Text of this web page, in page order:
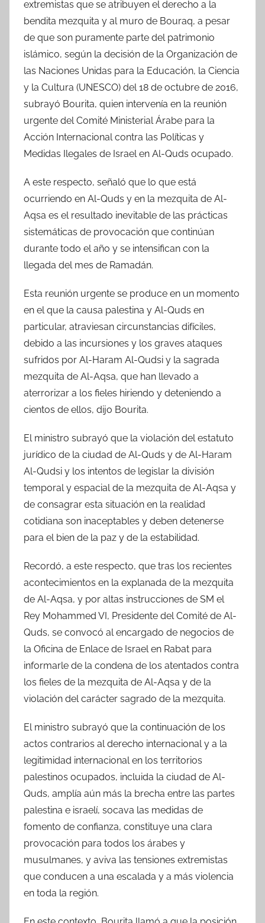
extremistas que se atribuyen el derecho a la
bendita mezquita y al muro de Bouraq, a pesar
de que son puramente parte del patrimonio
islámico, según la decisión de la Organización de
las Naciones Unidas para la Educación, la Ciencia
y la Cultura (UNESCO) del 18 de octubre de 2016,
subrayó Bourita, quien intervenía en la reunión
urgente del Comité Ministerial Árabe para la
Acción Internacional contra las Políticas y
Medidas Ilegales de Israel en Al-Quds ocupado.
A este respecto, señaló que lo que está
ocurriendo en Al-Quds y en la mezquita de Al-
Aqsa es el resultado inevitable de las prácticas
sistemáticas de provocación que continúan
durante todo el año y se intensifican con la
llegada del mes de Ramadán.
Esta reunión urgente se produce en un momento
en el que la causa palestina y Al-Quds en
particular, atraviesan circunstancias difíciles,
debido a las incursiones y los graves ataques
sufridos por Al-Haram Al-Qudsi y la sagrada
mezquita de Al-Aqsa, que han llevado a
aterrorizar a los fieles hiriendo y deteniendo a
cientos de ellos, dijo Bourita.
El ministro subrayó que la violación del estatuto
jurídico de la ciudad de Al-Quds y de Al-Haram
Al-Qudsi y los intentos de legislar la división
temporal y espacial de la mezquita de Al-Aqsa y
de consagrar esta situación en la realidad
cotidiana son inaceptables y deben detenerse
para el bien de la paz y de la estabilidad.
Recordó, a este respecto, que tras los recientes
acontecimientos en la explanada de la mezquita
de Al-Aqsa, y por altas instrucciones de SM el
Rey Mohammed VI, Presidente del Comité de Al-
Quds, se convocó al encargado de negocios de
la Oficina de Enlace de Israel en Rabat para
informarle de la condena de los atentados contra
los fieles de la mezquita de Al-Aqsa y de la
violación del carácter sagrado de la mezquita.
El ministro subrayó que la continuación de los
actos contrarios al derecho internacional y a la
legitimidad internacional en los territorios
palestinos ocupados, incluida la ciudad de Al-
Quds, amplía aún más la brecha entre las partes
palestina e israelí, socava las medidas de
fomento de confianza, constituye una clara
provocación para todos los árabes y
musulmanes, y aviva las tensiones extremistas
que conducen a una escalada y a más violencia
en toda la región.